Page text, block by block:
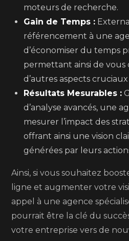
moteurs de recherche.
Gain de Temps :
référencement à une
d’économiser du temps
permettant ainsi de
d’autres aspects
Résultats Mesurables :
d’analyse avancés, une
mesurer l’impact des
offrant ainsi une vision
générées par leurs
Ainsi, si vous souhaitez
ligne et augmenter votre
appel à une agence
pourrait être la clé du
votre entreprise vers de